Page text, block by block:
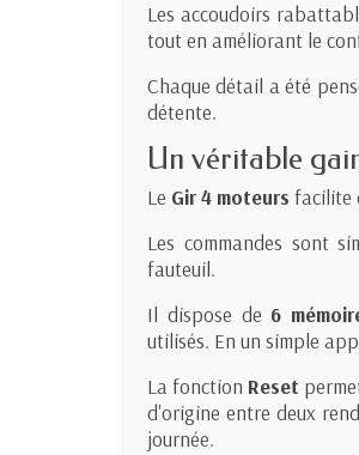
Les accoudoirs
tout en améliorant le
Chaque détail a été
détente.
Un véritable
Le Gir 4 moteurs facilite
Les commandes sont
fauteuil.
Il dispose de 6
utilisés. En un simple
La fonction Reset
d'origine entre deux
journée.